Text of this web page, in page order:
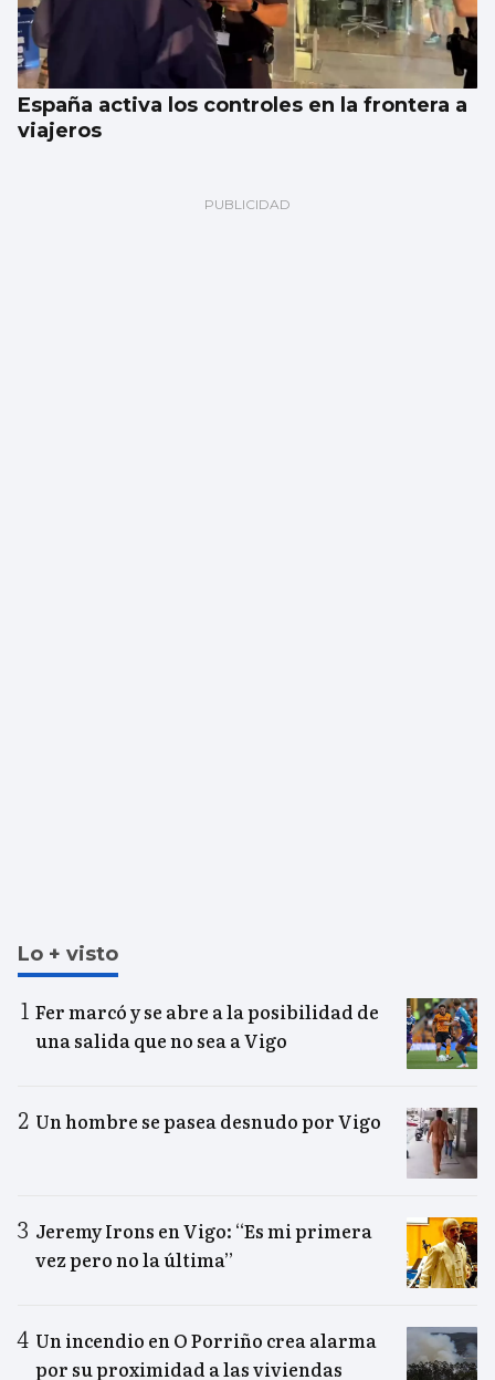
España activa los controles en la frontera a
viajeros
Lo + visto
Fer marcó y se abre a la posibilidad de
una salida que no sea a Vigo
Un hombre se pasea desnudo por Vigo
Jeremy Irons en Vigo: “Es mi primera
vez pero no la última”
Un incendio en O Porriño crea alarma
por su proximidad a las viviendas